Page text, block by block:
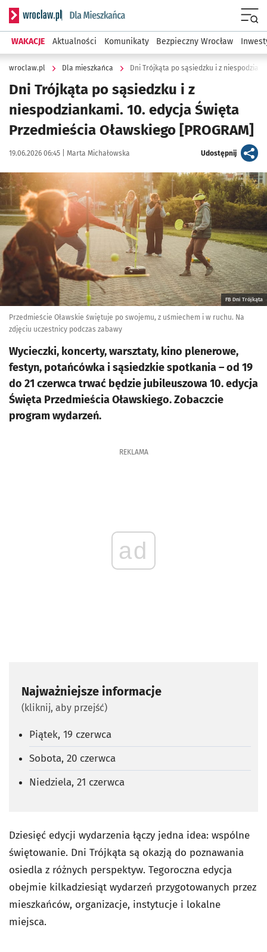
Serwis informacyjny wroclaw.pl podserwis: Dla mieszkańca
WAKACJE Aktualności Komunikaty Bezpieczny Wrocław
wroclaw.pl Dla mieszkańca Dni Trójkąta po sąsiedzku i z
Dni Trójkąta po sąsiedzku i z
niespodziankami. 10. edycja Święta
Przedmieścia Oławskiego [PROGRAM]
Data publikacji:
19.06.2026 06:45 | Autor:
Marta Michałowska Udostępnijartykuł
Kliknij, aby powiększyć
FB Dni Trójkąta
Przedmieście Oławskie świętuje po swojemu, z uśmiechem i w ruchu. Na
zdjęciu uczestnicy podczas zabawy
Wycieczki, koncerty, warsztaty, kino plenerowe,
festyn, potańcówka i sąsiedzkie spotkania – od 19
do 21 czerwca trwać będzie jubileuszowa 10. edycja
Święta Przedmieścia Oławskiego. Zobaczcie
program wydarzeń.
REKLAMA
ad
Najważniejsze informacje
(kliknij, aby przejść)
Piątek, 19 czerwca
Sobota, 20 czerwca
Niedziela, 21 czerwca
Dziesięć edycji wydarzenia łączy jedna idea: wspólne
świętowanie. Dni Trójkąta są okazją do poznawania
osiedla z różnych perspektyw. Tegoroczna edycja
obejmie kilkadziesiąt wydarzeń przygotowanych przez
mieszkańców, organizacje, instytucje i lokalne
miejsca.